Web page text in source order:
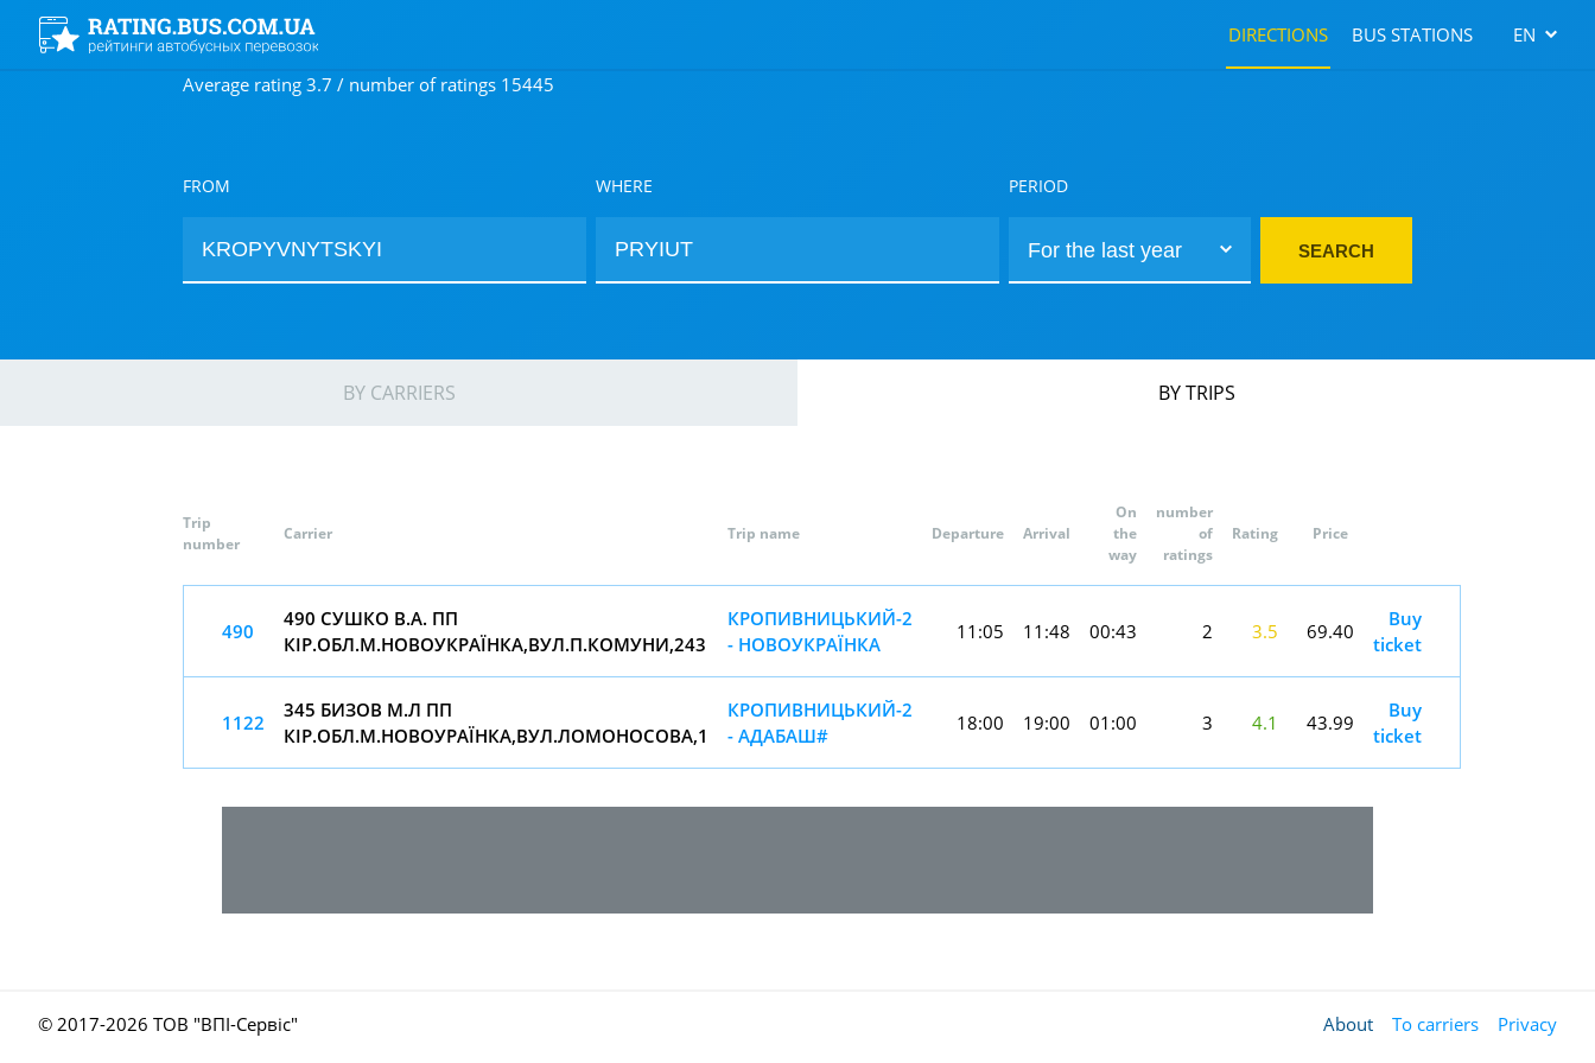
DIRECTIONS BUS STATIONS EN
Average rating 3.7 / number of ratings 15445
FROM WHERE PERIOD
SEARCH
BY CARRIERS BY TRIPS
Trip
number
Carrier Trip name Departure Arrival
On
the
way
number
of
ratings
Rating Price
490
490 СУШКО В.А. ПП
КІР.ОБЛ.М.НОВОУКРАЇНКА,ВУЛ.П.КОМУНИ,243
КРОПИВНИЦЬКИЙ-2
- НОВОУКРАЇНКА
11:05 11:48 00:43 2 3.5 69.40
Buy
ticket
1122
345 БИЗОВ М.Л ПП
КІР.ОБЛ.М.НОВОУРАЇНКА,ВУЛ.ЛОМОНОСОВА,1
КРОПИВНИЦЬКИЙ-2
- АДАБАШ#
18:00 19:00 01:00 3 4.1 43.99
Buy
ticket
© 2017-2026 ТОВ "ВПІ-Сервіс" About To carriers Privacy